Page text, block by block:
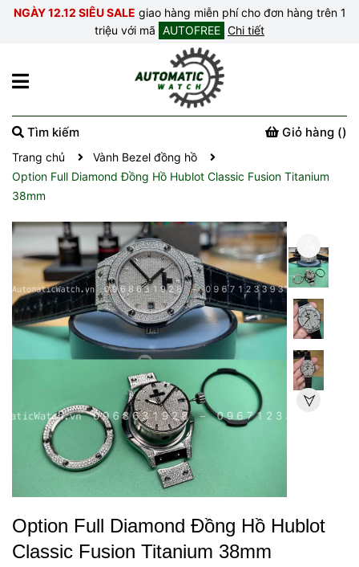
NGÀY 12.12 SIÊU SALE giao hàng miễn phí cho đơn hàng trên 1
triệu với mã AUTOFREE Chi tiết
Tìm kiếm Giỏ hàng ()
Trang chủ
Vành Bezel đồng hồ
Option Full Diamond Đồng Hồ Hublot Classic Fusion Titanium
38mm
Option Full Diamond Đồng Hồ Hublot
Classic Fusion Titanium 38mm